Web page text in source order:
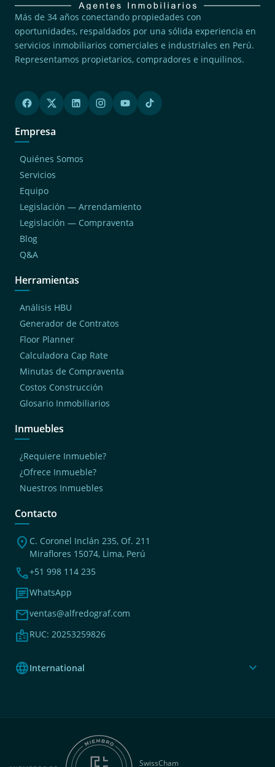
Más de 34 años conectando propiedades con
oportunidades, respaldados por una sólida experiencia en
servicios inmobiliarios comerciales e industriales en Perú.
Representamos propietarios, compradores e inquilinos.
Empresa
Quiénes Somos
Servicios
Equipo
Legislación — Arrendamiento
Legislación — Compraventa
Blog
Q&A
Herramientas
Análisis HBU
Generador de Contratos
Floor Planner
Calculadora Cap Rate
Minutas de Compraventa
Costos Construcción
Glosario Inmobiliarios
Inmuebles
¿Requiere Inmueble?
¿Ofrece Inmueble?
Nuestros Inmuebles
Contacto
location_on C. Coronel Inclán 235, Of. 211
Miraflores 15074, Lima, Perú
phone+51 998 114 235
chatWhatsApp
mailventas@alfredograf.com
badgeRUC: 20253259826
languageInternational expand_more
SwissCham